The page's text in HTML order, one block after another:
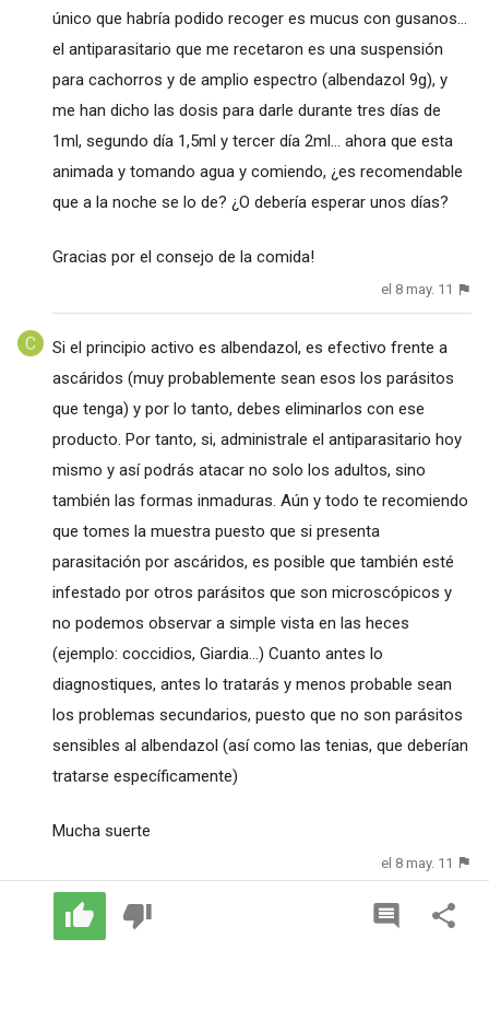
único que habría podido recoger es mucus con gusanos...
el antiparasitario que me recetaron es una suspensión
para cachorros y de amplio espectro (albendazol 9g), y
me han dicho las dosis para darle durante tres días de
1ml, segundo día 1,5ml y tercer día 2ml... ahora que esta
animada y tomando agua y comiendo, ¿es recomendable
que a la noche se lo de? ¿O debería esperar unos días?
Gracias por el consejo de la comida!
el 8 may. 11
Si el principio activo es albendazol, es efectivo frente a
ascáridos (muy probablemente sean esos los parásitos
que tenga) y por lo tanto, debes eliminarlos con ese
producto. Por tanto, si, administrale el antiparasitario hoy
mismo y así podrás atacar no solo los adultos, sino
también las formas inmaduras. Aún y todo te recomiendo
que tomes la muestra puesto que si presenta
parasitación por ascáridos, es posible que también esté
infestado por otros parásitos que son microscópicos y
no podemos observar a simple vista en las heces
(ejemplo: coccidios, Giardia...) Cuanto antes lo
diagnostiques, antes lo tratarás y menos probable sean
los problemas secundarios, puesto que no son parásitos
sensibles al albendazol (así como las tenias, que deberían
tratarse específicamente)
Mucha suerte
el 8 may. 11